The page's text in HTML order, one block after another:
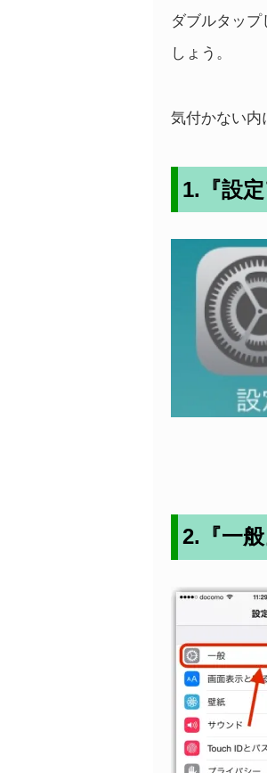
ダブルタッ
しょう。
気付かない内
1.『設
2.『一